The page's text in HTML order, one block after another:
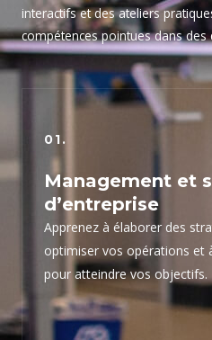
interactifs et des ateliers
compétences pointues dans des
01.
Management et
d’entreprise
Apprenez à élaborer des
optimiser vos opérations et
pour atteindre vos objectifs.